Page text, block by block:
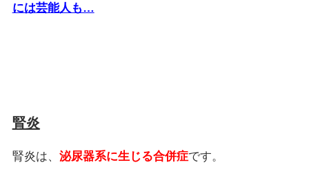
には芸能人も…
腎炎
腎炎は、 泌尿器系に生じる合併症です。